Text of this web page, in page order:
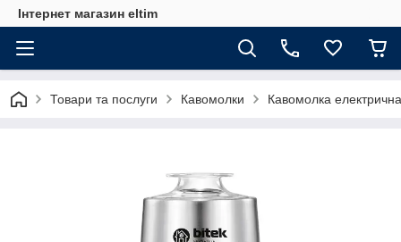
Інтернет магазин eltim
Товари та послуги Кавомолки Кавомолка